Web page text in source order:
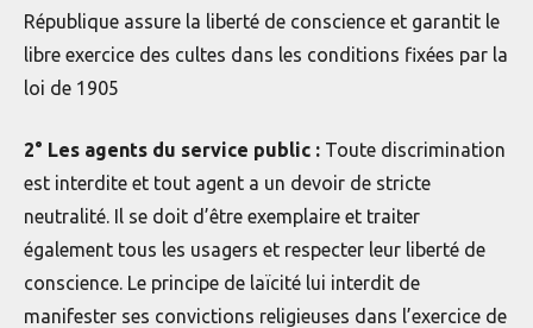
République assure la liberté de conscience et garantit le
libre exercice des cultes dans les conditions fixées par la
loi de 1905
2° Les agents du service public : Toute discrimination
est interdite et tout agent a un devoir de stricte
neutralité. Il se doit d’être exemplaire et traiter
également tous les usagers et respecter leur liberté de
conscience. Le principe de laïcité lui interdit de
manifester ses convictions religieuses dans l’exercice de